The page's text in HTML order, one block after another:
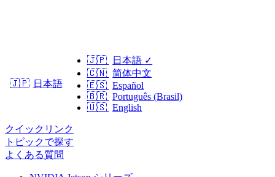
🇯🇵 日本語
🇯🇵 日本語 ✓
🇨🇳 简体中文
🇪🇸 Español
🇧🇷 Português (Brasil)
🇺🇸 English
クイックリンク
トピックで探す
よくある質問